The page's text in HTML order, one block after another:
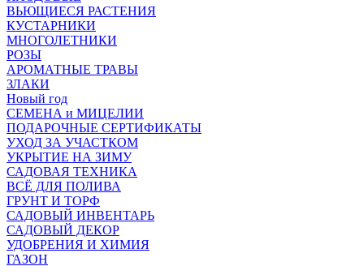
ВЬЮЩИЕСЯ РАСТЕНИЯ
КУСТАРНИКИ
МНОГОЛЕТНИКИ
РОЗЫ
АРОМАТНЫЕ ТРАВЫ
ЗЛАКИ
Новый год
СЕМЕНА и МИЦЕЛИИ
ПОДАРОЧНЫЕ СЕРТИФИКАТЫ
УХОД ЗА УЧАСТКОМ
УКРЫТИЕ НА ЗИМУ
САДОВАЯ ТЕХНИКА
ВСЁ ДЛЯ ПОЛИВА
ГРУНТ И ТОРФ
САДОВЫЙ ИНВЕНТАРЬ
САДОВЫЙ ДЕКОР
УДОБРЕНИЯ И ХИМИЯ
ГАЗОН